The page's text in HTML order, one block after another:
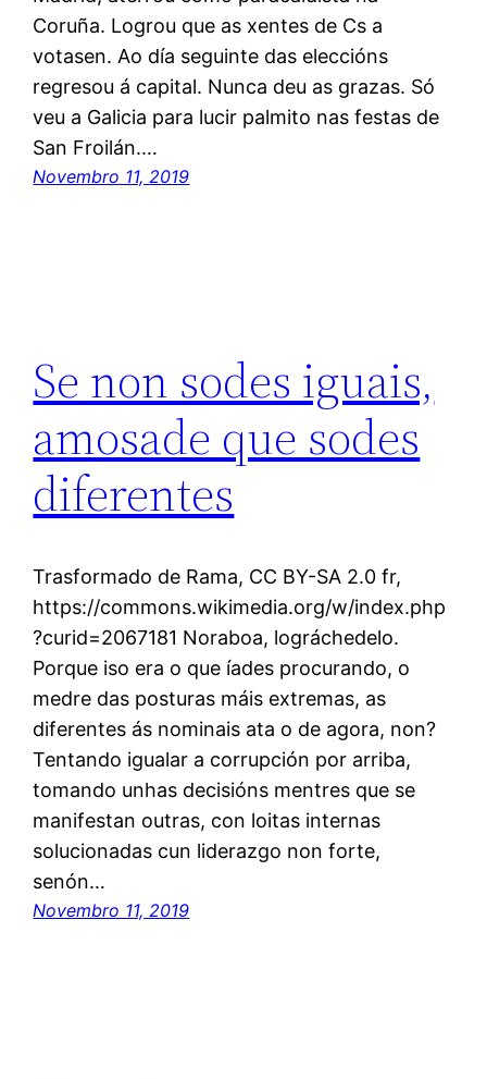
Coruña. Logrou que as xentes de Cs a
votasen. Ao día seguinte das eleccións
regresou á capital. Nunca deu as grazas. Só
veu a Galicia para lucir palmito nas festas de
San Froilán.…
Novembro 11, 2019
Se non sodes iguais,
amosade que sodes
diferentes
Trasformado de Rama, CC BY-SA 2.0 fr,
https://commons.wikimedia.org/w/index.php
?curid=2067181 Noraboa, lográchedelo.
Porque iso era o que íades procurando, o
medre das posturas máis extremas, as
diferentes ás nominais ata o de agora, non?
Tentando igualar a corrupción por arriba,
tomando unhas decisións mentres que se
manifestan outras, con loitas internas
solucionadas cun liderazgo non forte,
senón…
Novembro 11, 2019